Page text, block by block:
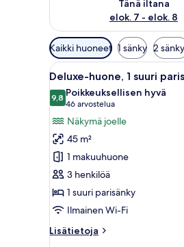
Tänä iltana
elok. 7 - elok. 8
Huoneille
saatavilla
olevia
suodattimia
Kaikki huoneet 1 sänky 2
Avaa
kaikki
huonetyypin
Deluxe-
huone,
1
suuri
parisänky
kuvat
9
Deluxe-huone, 1 suuri
9,89,8 kautta 10
Poikkeuksellisen hyvä
46 arvostelua
(46
arvostelua)
Näkymä joelle
45 m²
1 makuuhuone
3 henkilöä
1 suuri parisänky
Ilmainen Wi-Fi
Lisätietoja
Lisätietoja